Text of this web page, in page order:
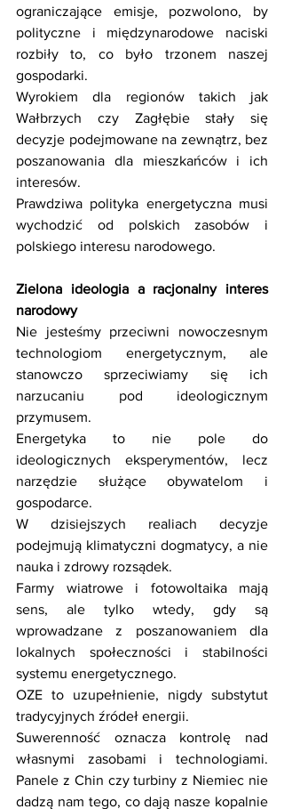
ograniczające emisje, pozwolono, by
polityczne i międzynarodowe naciski
rozbiły to, co było trzonem naszej
gospodarki.
Wyrokiem dla regionów takich jak
Wałbrzych czy Zagłębie stały się
decyzje podejmowane na zewnątrz, bez
poszanowania dla mieszkańców i ich
interesów.
Prawdziwa polityka energetyczna musi
wychodzić od polskich zasobów i
polskiego interesu narodowego.
Zielona ideologia a racjonalny interes
narodowy
Nie jesteśmy przeciwni nowoczesnym
technologiom energetycznym, ale
stanowczo sprzeciwiamy się ich
narzucaniu pod ideologicznym
przymusem.
Energetyka to nie pole do
ideologicznych eksperymentów, lecz
narzędzie służące obywatelom i
gospodarce.
W dzisiejszych realiach decyzje
podejmują klimatyczni dogmatycy, a nie
nauka i zdrowy rozsądek.
Farmy wiatrowe i fotowoltaika mają
sens, ale tylko wtedy, gdy są
wprowadzane z poszanowaniem dla
lokalnych społeczności i stabilności
systemu energetycznego.
OZE to uzupełnienie, nigdy substytut
tradycyjnych źródeł energii.
Suwerenność oznacza kontrolę nad
własnymi zasobami i technologiami.
Panele z Chin czy turbiny z Niemiec nie
dadzą nam tego, co dają nasze kopalnie